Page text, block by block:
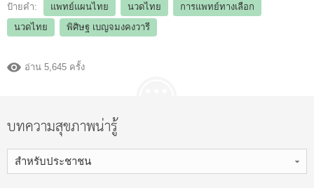
ป้ายคำ: แพทย์แผนไทย นวดไทย
การแพทย์ทางเลือก
นวดไทย
พิศิษฐ เบญจมงคงวารี
อ่าน 5,645 ครั้ง
บทความสุขภาพน่ารู้
สำหรับประชาชน